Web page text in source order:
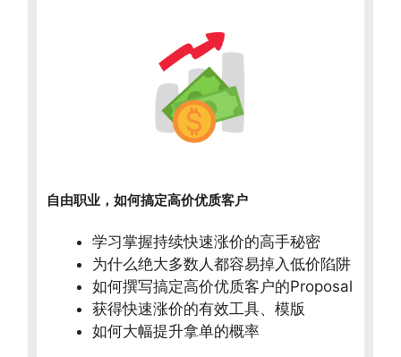
自由职业，如何搞定高价优质客户
学习掌握持续快速涨价的高手秘密
为什么绝大多数人都容易掉入低价陷阱
如何撰写搞定高价优质客户的Proposal
获得快速涨价的有效工具、模版
如何大幅提升拿单的概率